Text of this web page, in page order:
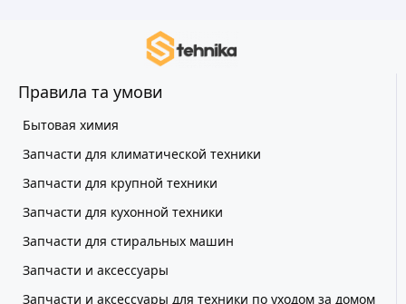
Правила та умови
Бытовая химия
Запчасти для климатической техники
Запчасти для крупной техники
Запчасти для кухонной техники
Запчасти для стиральных машин
Запчасти и аксессуары
Запчасти и аксессуары для техники по уходом за домом